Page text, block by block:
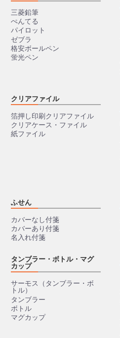
三菱鉛筆
ぺんてる
パイロット
ゼブラ
格安ボールペン
蛍光ペン
クリアファイル
箔押し印刷クリアファイル
クリアケース・ファイル
紙ファイル
ふせん
カバーなし付箋
カバーあり付箋
名入れ付箋
タンブラー・ボトル・マグ
カップ
サーモス（タンブラー・ボ
トル）
タンブラー
ボトル
マグカップ